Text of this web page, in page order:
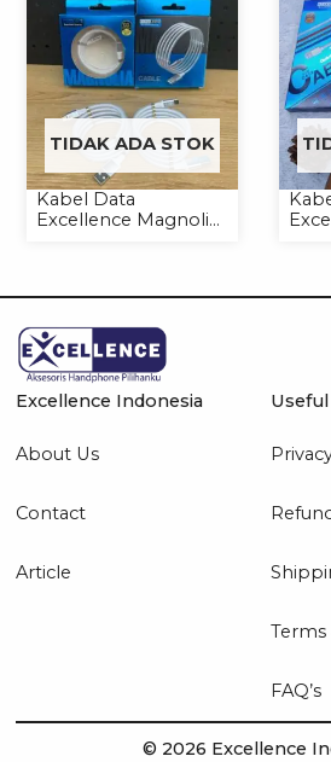
TIDAK ADA STOK
Kabel Data
Excellence Magnolia
Excellence Indonesia
About Us
Contact
Article
Terms
FAQ’s
© 2026 Excellence